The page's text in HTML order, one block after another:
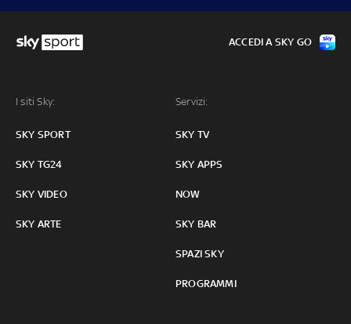
I siti Sky:
SKY SPORT
SKY TG24
SKY VIDEO
SKY ARTE
Servizi:
SKY TV
SKY APPS
NOW
SKY BAR
SPAZI SKY
PROGRAMMI
ACCEDI A SKY GO